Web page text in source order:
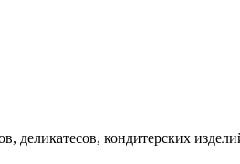
кондитерских